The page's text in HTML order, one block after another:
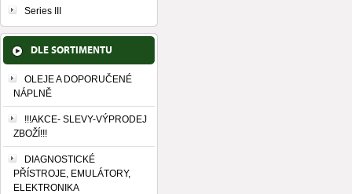
Series III
DLE SORTIMENTU
OLEJE A DOPORUČENÉ
NÁPLNĚ
!!!AKCE- SLEVY-VÝPRODEJ
ZBOŽÍ!!!
DIAGNOSTICKÉ
PŘÍSTROJE, EMULÁTORY,
ELEKTRONIKA